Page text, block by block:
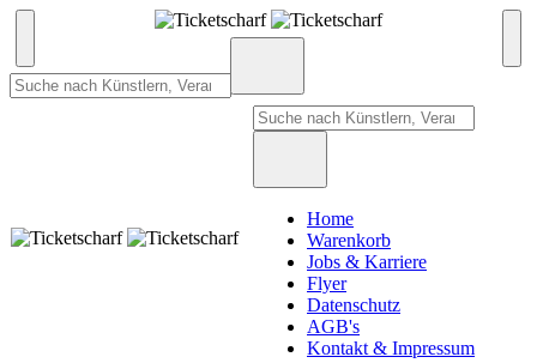
Home
Warenkorb
Jobs & Karriere
Flyer
Datenschutz
AGB's
Kontakt & Impressum